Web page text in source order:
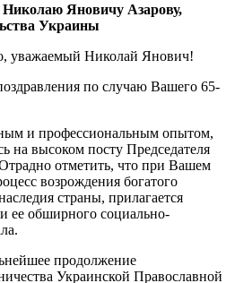
Николаю Яновичу Азарову,
Украины
уважаемый Николай Янович!
по случаю Вашего 65-
и профессиональным опытом,
на высоком посту Председателя
отметить, что при Вашем
возрождения богатого
страны, прилагается
ее обширного социально-
продолжение
Украинской Православной